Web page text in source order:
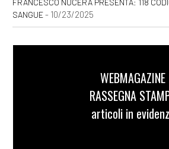
SANGUE- 10/23/2025
WEBMAGAZINE
RASSEGNA
articoli in